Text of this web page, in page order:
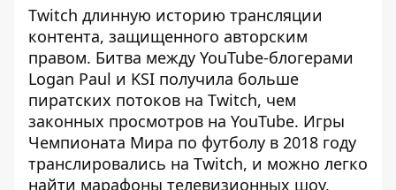
Twitch длинную историю трансляции
контента, защищенного авторским
правом. Битва между YouTube-блогерами
Logan Paul и KSI получила больше
пиратских потоков на Twitch, чем
законных просмотров на YouTube. Игры
Чемпионата Мира по футболу в 2018 году
транслировались на Twitch, и можно легко
найти марафоны телевизионных шоу,